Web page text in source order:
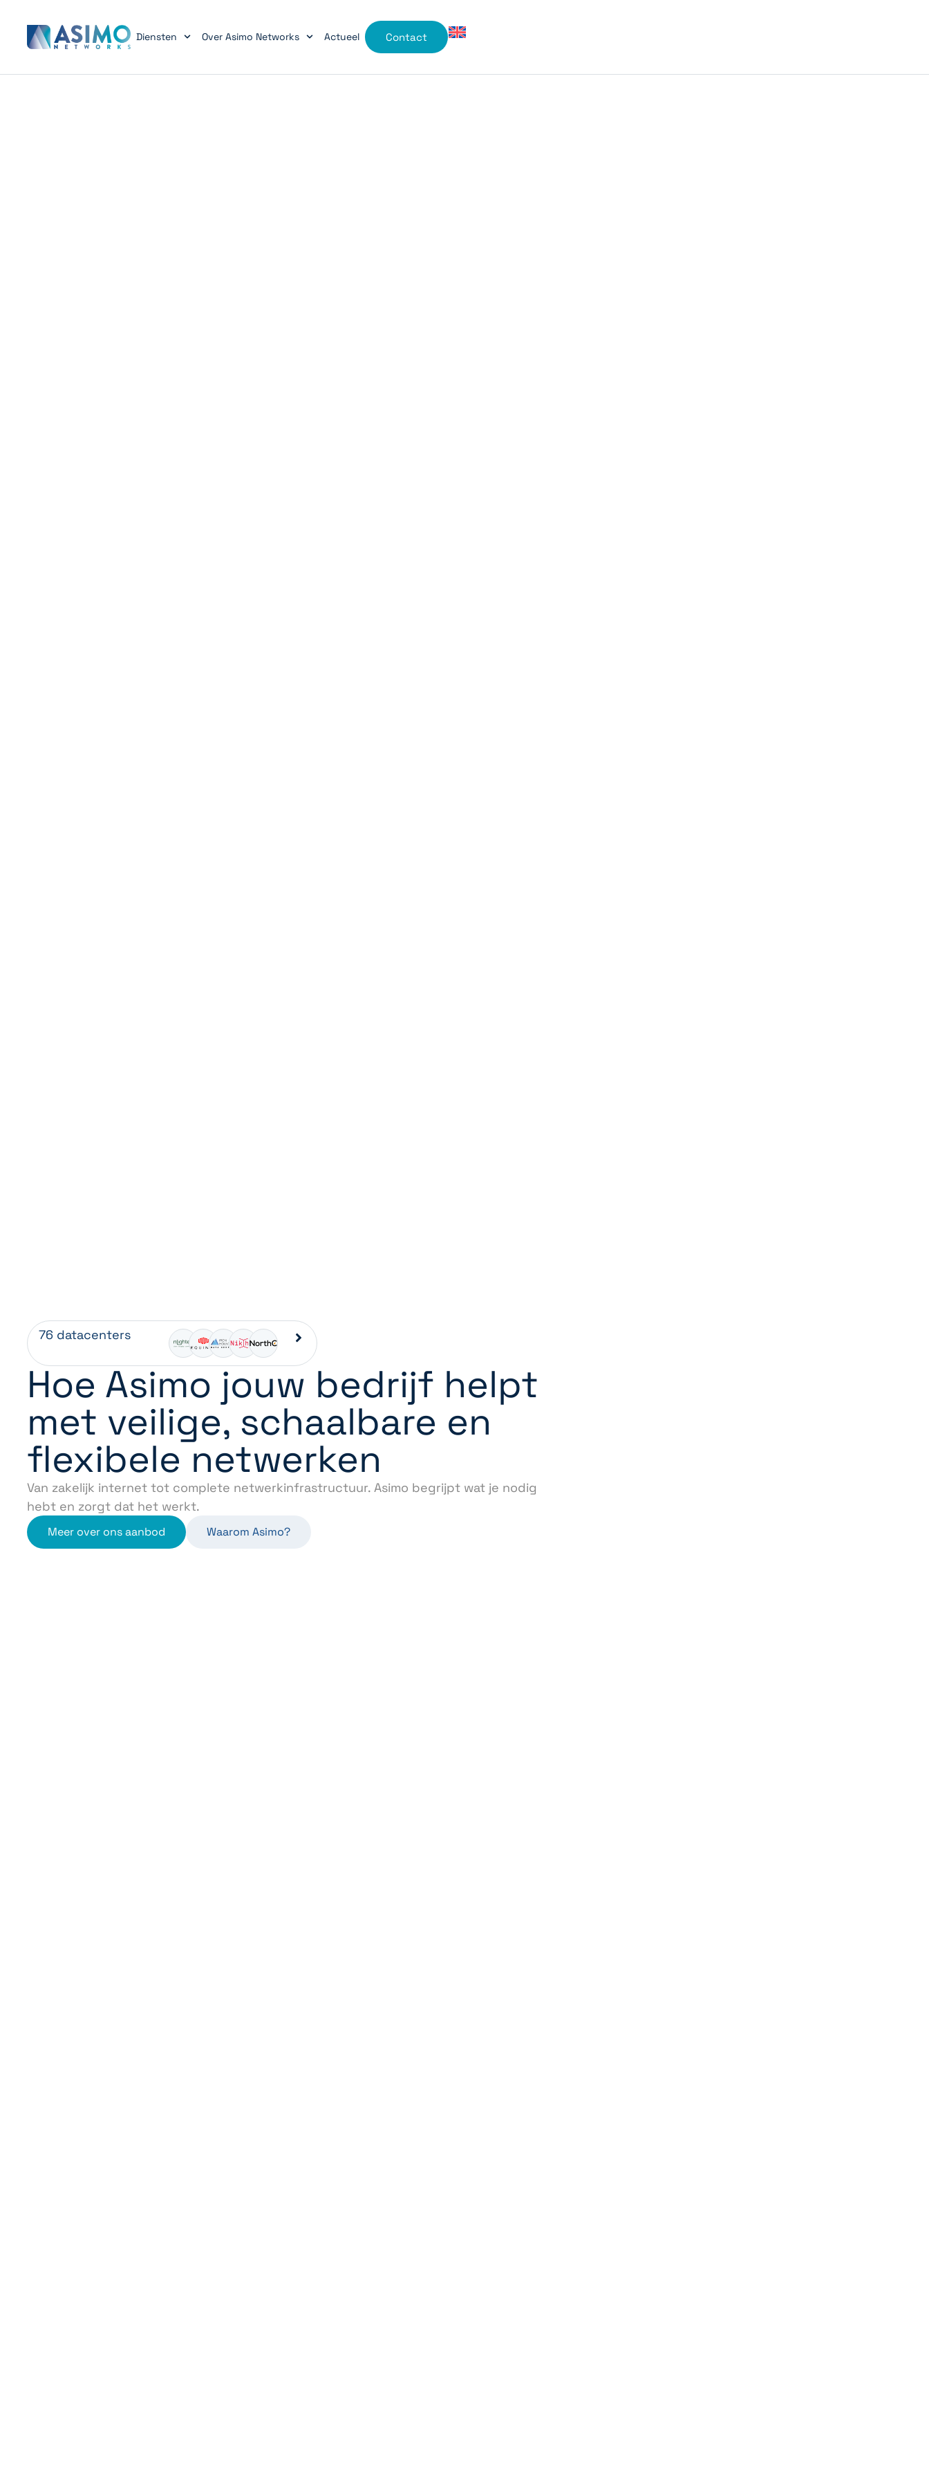
Diensten Over Asimo Networks Actueel Contact
76 datacenters
Hoe Asimo jouw bedrijf helpt
met veilige, schaalbare en
flexibele netwerken
Van zakelijk internet tot complete netwerkinfrastructuur. Asimo begrijpt wat je nodig
hebt en zorgt dat het werkt.
Meer over ons aanbod Waarom Asimo?